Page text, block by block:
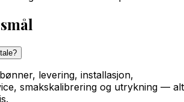
levering, installasjon,
smakskalibrering og utrykning — alt